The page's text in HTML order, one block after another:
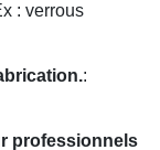
: verrous
:
professionnels